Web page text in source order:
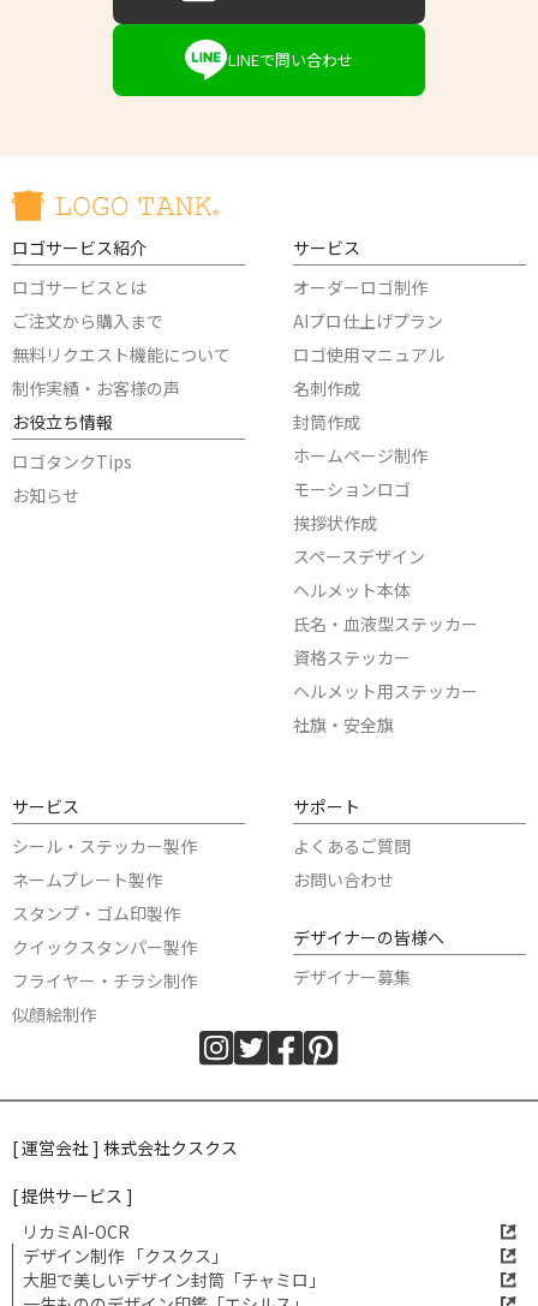
LINEで問い合わせ
ロゴサービス紹介
ロゴサービスとは
ご注文から購入まで
無料リクエスト機能について
制作実績・お客様の声
お役立ち情報
ロゴタンクTips
お知らせ
サービス
オーダーロゴ制作
AIプロ仕上げプラン
ロゴ使用マニュアル
名刺作成
封筒作成
ホームページ制作
モーションロゴ
挨拶状作成
スペースデザイン
ヘルメット本体
氏名・血液型ステッカー
資格ステッカー
ヘルメット用ステッカー
社旗・安全旗
サービス
シール・ステッカー製作
ネームプレート製作
スタンプ・ゴム印製作
クイックスタンパー製作
フライヤー・チラシ制作
似顔絵制作
サポート
よくあるご質問
お問い合わせ
デザイナーの皆様へ
デザイナー募集
[ 運営会社 ] 株式会社クスクス
[ 提供サービス ]
リカミAI-OCR
デザイン制作 「クスクス」
大胆で美しいデザイン封筒「チャミロ」